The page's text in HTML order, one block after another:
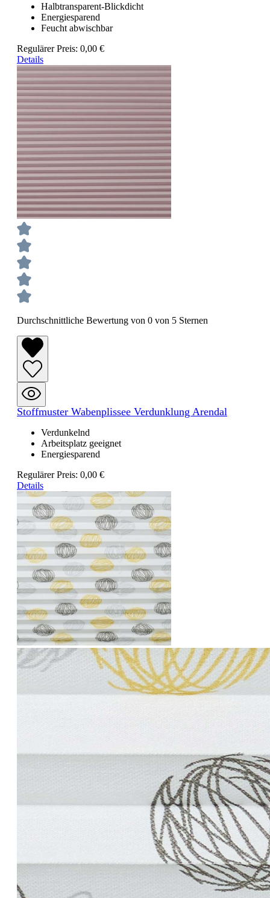
Halbtransparent-Blickdicht
Energiesparend
Feucht abwischbar
Regulärer Preis: 0,00 €
Details
Durchschnittliche Bewertung von 0 von 5 Sternen
Stoffmuster Wabenplissee Verdunklung Arendal
Verdunkelnd
Arbeitsplatz geeignet
Energiesparend
Regulärer Preis: 0,00 €
Details